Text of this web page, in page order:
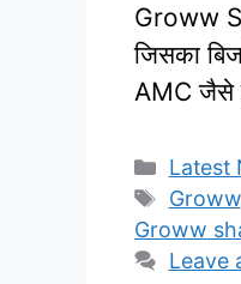
Groww
जिसका
AMC जैसे
Latest
Tags
Groww
Groww
Leave